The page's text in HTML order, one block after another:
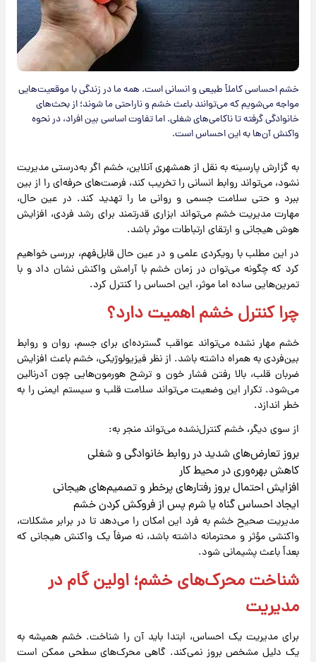
خشم احساسی کاملاً طبیعی و انسانی است. همه ما در زندگی با موقعیت‌هایی
مواجه می‌شویم که می‌توانند باعث خشم و ناراحتی ما شوند؛ از بحث‌های
خانوادگی گرفته تا ناکامی‌های شغلی. اما تفاوت اساسی بین افراد، در نحوه
واکنش آن‌ها به این احساس است.
به گزارش پارسینه به نقل از همشهری آنلاین، خشم اگر به‌درستی مدیریت
نشود، می‌تواند روابط انسانی را تخریب کند، فرصت‌های حرفه‌ای را از بین
ببرد و حتی سلامت جسمی و روانی ما را تهدید کند. در عین حال،
مهارت مدیریت خشم می‌تواند ابزاری قدرتمند برای رشد فردی، افزایش
هوش هیجانی و ارتقای ارتباطات موثر باشد.
در این مطلب با رویکردی علمی و در عین حال قابل‌فهم، بررسی خواهیم
کرد که چگونه می‌توان در زمان خشم با آرامش واکنش نشان داد و با
تمرین‌هایی ساده اما موثر، این احساس را کنترل کرد.
چرا کنترل خشم اهمیت دارد؟
خشم مهار نشده می‌تواند عواقب گسترده‌ای برای جسم، روان و روابط
بین‌فردی به همراه داشته باشد. از نظر فیزیولوژیکی، خشم باعث افزایش
ضربان قلب، بالا رفتن فشار خون و ترشح هورمون‌هایی چون آدرنالین
می‌شود. تکرار این وضعیت می‌تواند سلامت قلب و سیستم ایمنی را به
خطر اندازد.
از سوی دیگر، خشم کنترل‌نشده می‌تواند منجر به:
بروز تعارض‌های شدید در روابط خانوادگی و شغلی
کاهش بهره‌وری در محیط کار
افزایش احتمال بروز رفتارهای پرخطر و تصمیم‌های هیجانی
ایجاد احساس گناه یا شرم پس از فروکش کردن خشم
مدیریت صحیح خشم به فرد این امکان را می‌دهد تا در برابر مشکلات،
واکنشی مؤثر و محترمانه داشته باشد، نه صرفاً یک واکنش هیجانی که
بعداً باعث پشیمانی شود.
شناخت محرک‌های خشم؛ اولین گام در
مدیریت
برای مدیریت یک احساس، ابتدا باید آن را شناخت. خشم همیشه به
یک دلیل مشخص بروز نمی‌کند. گاهی محرک‌های سطحی ممکن است